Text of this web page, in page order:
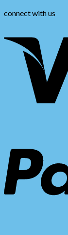
connect with us